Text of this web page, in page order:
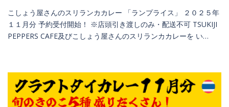
こしょう屋さんのスリランカカレー 「ランプライス」 ２０２５年
１１月分 予約受付開始！ ※店頭引き渡しのみ・配送不可 TSUKIJI
PEPPERS CAFE及びこしょう屋さんのスリランカカレーを い…